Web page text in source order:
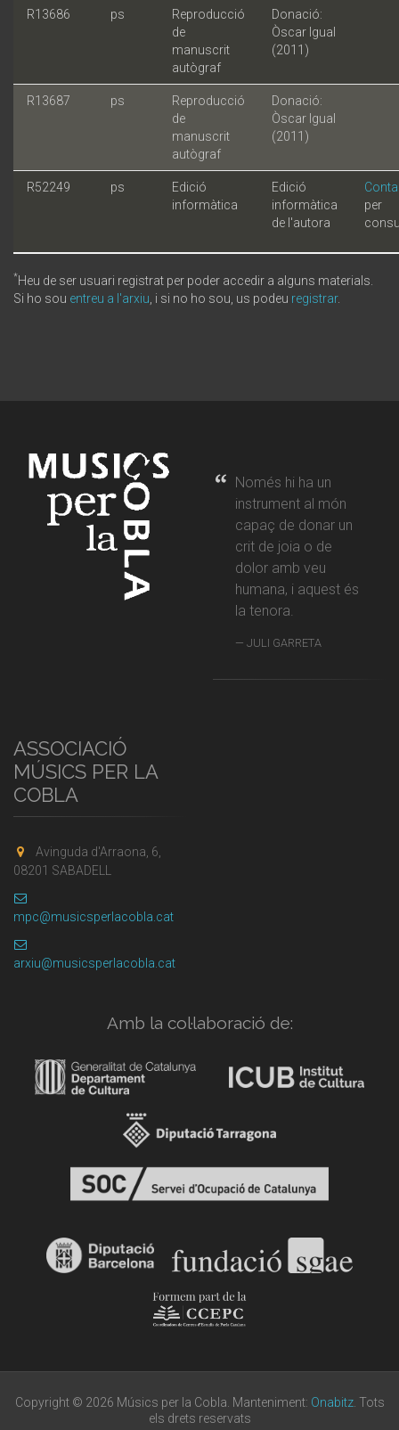
R13686 ps
Reproducció
de
manuscrit
autògraf
Donació:
Òscar Igual
(2011)
R13687 ps
Reproducció
de
manuscrit
autògraf
Donació:
Òscar Igual
(2011)
R52249 ps
Edició
informàtica
Edició
informàtica
de l'autora
per
*Heu de ser usuari registrat per poder accedir a alguns materials.
Si ho sou entreu a l'arxiu , i si no ho sou, us podeu registrar.
Només hi ha un
instrument al món
capaç de donar un
crit de joia o de
dolor amb veu
humana, i aquest és
la tenora.
JULI GARRETA
ASSOCIACIÓ
MÚSICS PER LA
COBLA
Avinguda d'Arraona, 6,
08201 SABADELL
mpc@musicsperlacobla.cat
arxiu@musicsperlacobla.cat
Amb la col·laboració de:
Copyright © 2026 Músics per la Cobla. Manteniment: Onabitz. Tots
els drets reservats